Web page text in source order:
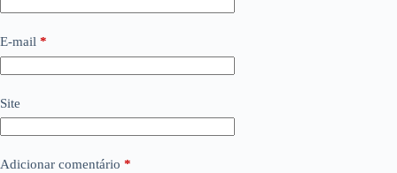
E-mail *
Site
Adicionar comentário *